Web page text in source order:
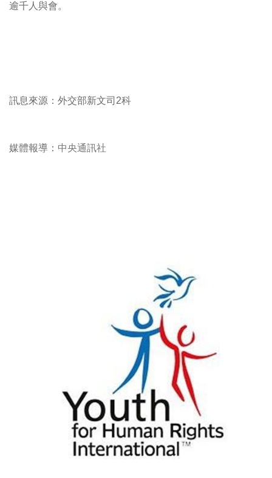
逾千人與會。
訊息來源：外交部新文司2科
媒體報導： 中央通訊社